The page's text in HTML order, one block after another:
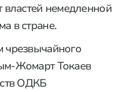
властей немедленной
в стране.
чрезвычайного
Жомарт Токаев
ОДКБ